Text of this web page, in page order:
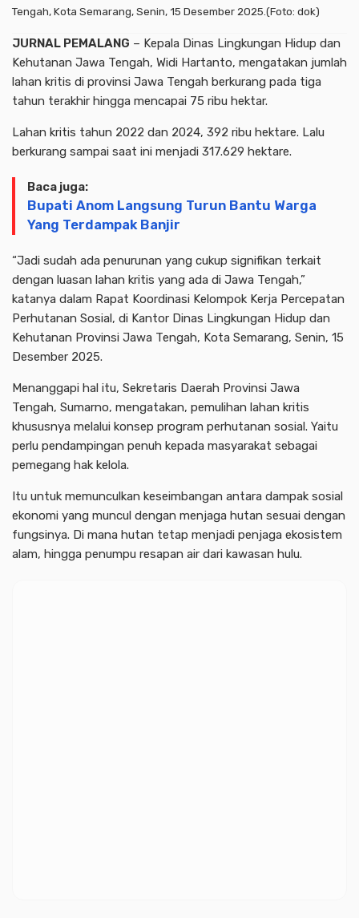
Tengah, Kota Semarang, Senin, 15 Desember 2025.(Foto: dok)
JURNAL PEMALANG – Kepala Dinas Lingkungan Hidup dan
Kehutanan Jawa Tengah, Widi Hartanto, mengatakan jumlah
lahan kritis di provinsi Jawa Tengah berkurang pada tiga
tahun terakhir hingga mencapai 75 ribu hektar.
Lahan kritis tahun 2022 dan 2024, 392 ribu hektare. Lalu
berkurang sampai saat ini menjadi 317.629 hektare.
Baca juga:
Bupati Anom Langsung Turun Bantu Warga
Yang Terdampak Banjir
“Jadi sudah ada penurunan yang cukup signifikan terkait
dengan luasan lahan kritis yang ada di Jawa Tengah,”
katanya dalam Rapat Koordinasi Kelompok Kerja Percepatan
Perhutanan Sosial, di Kantor Dinas Lingkungan Hidup dan
Kehutanan Provinsi Jawa Tengah, Kota Semarang, Senin, 15
Desember 2025.
Menanggapi hal itu, Sekretaris Daerah Provinsi Jawa
Tengah, Sumarno, mengatakan, pemulihan lahan kritis
khususnya melalui konsep program perhutanan sosial. Yaitu
perlu pendampingan penuh kepada masyarakat sebagai
pemegang hak kelola.
Itu untuk memunculkan keseimbangan antara dampak sosial
ekonomi yang muncul dengan menjaga hutan sesuai dengan
fungsinya. Di mana hutan tetap menjadi penjaga ekosistem
alam, hingga penumpu resapan air dari kawasan hulu.